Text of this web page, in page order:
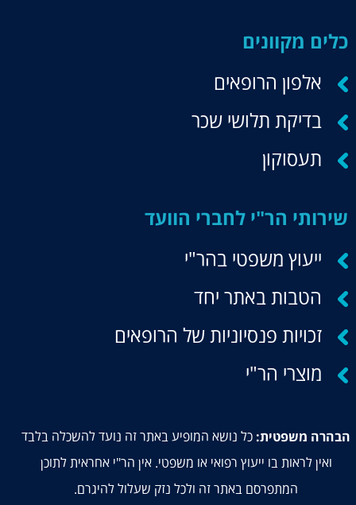
כלים מקוונים
אלפון הרופאים
בדיקת תלושי שכר
תעסוקון
שירותי הר"י לחברי הוועד
ייעוץ משפטי בהר"י
הטבות באתר יחד
זכויות פנסיוניות של הרופאים
מוצרי הר"י
הבהרה משפטית: כל נושא המופיע באתר זה נועד להשכלה בלבד
ואין לראות בו ייעוץ רפואי או משפטי. אין הר"י אחראית לתוכן
המתפרסם באתר זה ולכל נזק שעלול להיגרם.